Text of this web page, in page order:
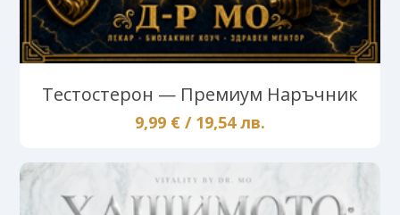
Тестостерон — Премиум Наръчник
9,99 € / 19,54 лв.